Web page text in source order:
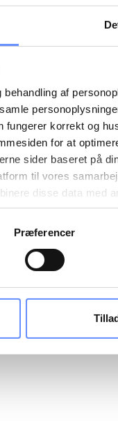
af
korrekt og
for at
sider baseret på
til vores
disse data med
skal bemærkes,
finder du
hvilke formål
Præferencer